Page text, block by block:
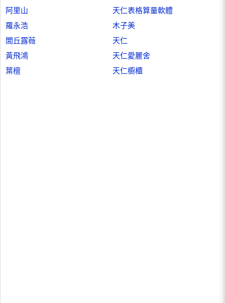
阿里山
天仁表格算量軟體
羅永浩
木子美
閭丘露薇
天仁
黃飛鴻
天仁愛麗舍
葉檀
天仁櫥櫃